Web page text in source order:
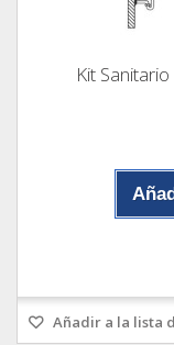
Kit
Añadir a la lista